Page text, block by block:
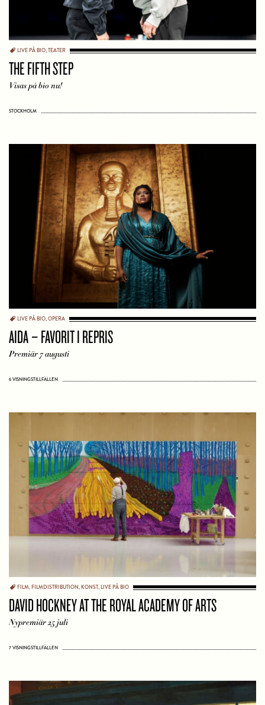
LIVE PÅ BIO,TEATER
THE FIFTH STEP
Visas på bio nu!
STOCKHOLM
LIVE PÅ BIO,OPERA
AIDA – FAVORIT I REPRIS
Premiär 7 augusti
6 VISNINGSTILLFÄLLEN
FILM, FILMDISTRIBUTION, KONST, LIVE PÅ BIO
DAVID HOCKNEY AT THE ROYAL ACADEMY OF ARTS
Nypremiär 25 juli
7 VISNINGSTILLFÄLLEN